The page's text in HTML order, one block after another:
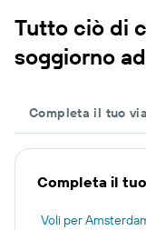
Tutto ciò di
soggiorno
Completa il tuo
Completa il
Voli per